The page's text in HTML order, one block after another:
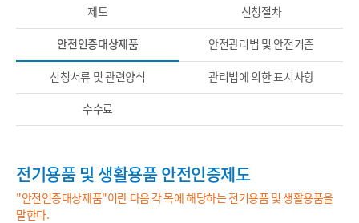
제도
신청절차
안전인증대상제품
안전관리법 및 안전기준
신청서류 및 관련양식
관리법에 의한 표시사항
수수료
전기용품 및 생활용품 안전인증제도
"안전인증대상제품"이란 다음 각 목에 해당하는 전기용품 및 생활용품을
말한다.